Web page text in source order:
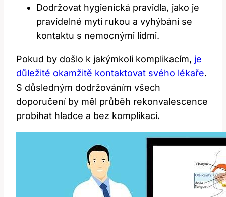
Dodržovat hygienická pravidla, jako je‌
pravidelné⁤ mytí rukou a vyhýbání se
kontaktu s nemocnými lidmi.
Pokud by došlo k jakýmkoli komplikacím, je
důležité okamžitě kontaktovat svého lékaře.
S důsledným‌ dodržováním​ všech
doporučení by měl ⁢průběh rekonvalescence
probíhat ‍hladce‍ a bez komplikací.